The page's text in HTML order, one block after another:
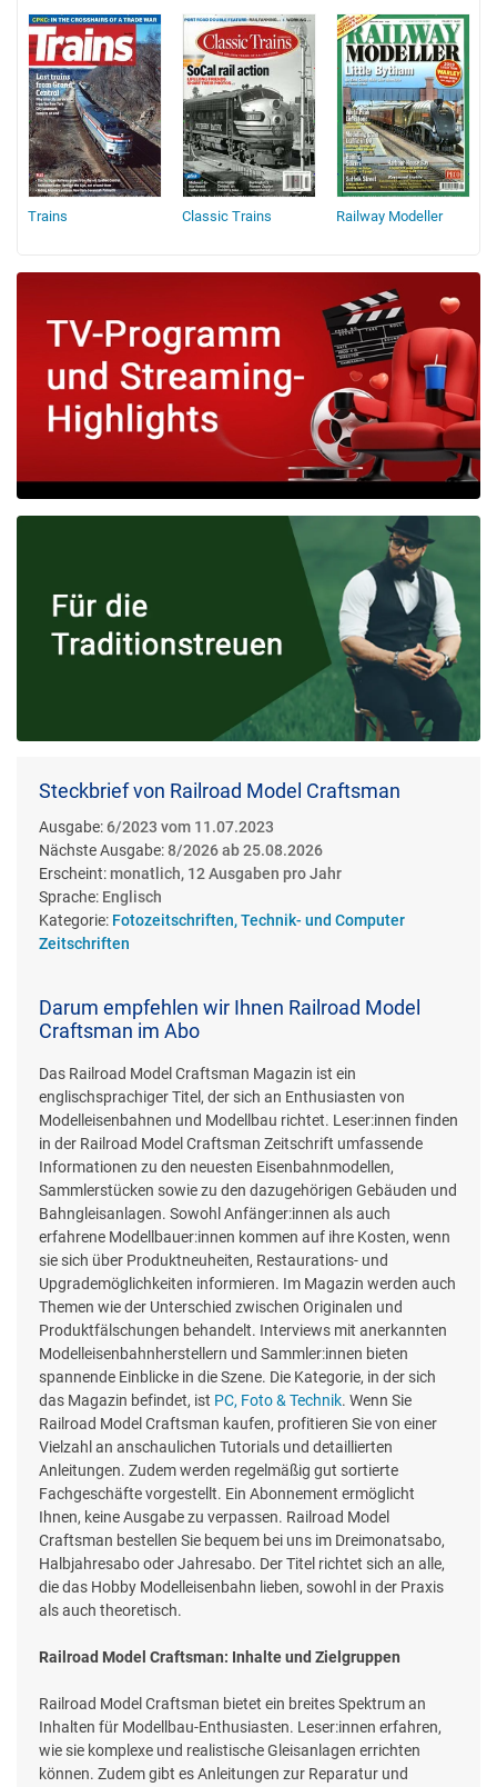
Trains Classic Trains Railway Modeller
Steckbrief von Railroad Model Craftsman
Ausgabe:6/2023 vom 11.07.2023
Nächste Ausgabe:8/2026 ab 25.08.2026
Erscheint: monatlich, 12 Ausgaben pro Jahr
Sprache: Englisch
Kategorie: Fotozeitschriften, Technik- und Computer
Zeitschriften
Darum empfehlen wir Ihnen Railroad Model
Craftsman im Abo
Das Railroad Model Craftsman Magazin ist ein
englischsprachiger Titel, der sich an Enthusiasten von
Modelleisenbahnen und Modellbau richtet. Leser:innen finden
in der Railroad Model Craftsman Zeitschrift umfassende
Informationen zu den neuesten Eisenbahnmodellen,
Sammlerstücken sowie zu den dazugehörigen Gebäuden und
Bahngleisanlagen. Sowohl Anfänger:innen als auch
erfahrene Modellbauer:innen kommen auf ihre Kosten, wenn
sie sich über Produktneuheiten, Restaurations- und
Upgrademöglichkeiten informieren. Im Magazin werden auch
Themen wie der Unterschied zwischen Originalen und
Produktfälschungen behandelt. Interviews mit anerkannten
Modelleisenbahnherstellern und Sammler:innen bieten
spannende Einblicke in die Szene. Die Kategorie, in der sich
das Magazin befindet, ist PC, Foto & Technik. Wenn Sie
Railroad Model Craftsman kaufen, profitieren Sie von einer
Vielzahl an anschaulichen Tutorials und detaillierten
Anleitungen. Zudem werden regelmäßig gut sortierte
Fachgeschäfte vorgestellt. Ein Abonnement ermöglicht
Ihnen, keine Ausgabe zu verpassen. Railroad Model
Craftsman bestellen Sie bequem bei uns im Dreimonatsabo,
Halbjahresabo oder Jahresabo. Der Titel richtet sich an alle,
die das Hobby Modelleisenbahn lieben, sowohl in der Praxis
als auch theoretisch.
Railroad Model Craftsman: Inhalte und Zielgruppen
Railroad Model Craftsman bietet ein breites Spektrum an
Inhalten für Modellbau-Enthusiasten. Leser:innen erfahren,
wie sie komplexe und realistische Gleisanlagen errichten
können. Zudem gibt es Anleitungen zur Reparatur und